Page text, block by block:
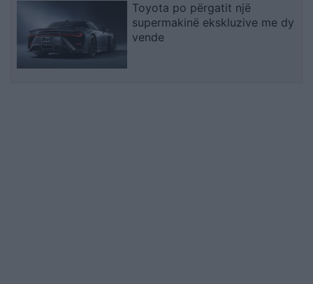
Toyota po përgatit një
supermakinë ekskluzive me dy
vende